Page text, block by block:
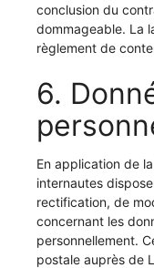
conclusion du
dommageable. La
règlement de
6.
En application de
internautes
rectification, de
concernant les
personnellement.
postale auprès de